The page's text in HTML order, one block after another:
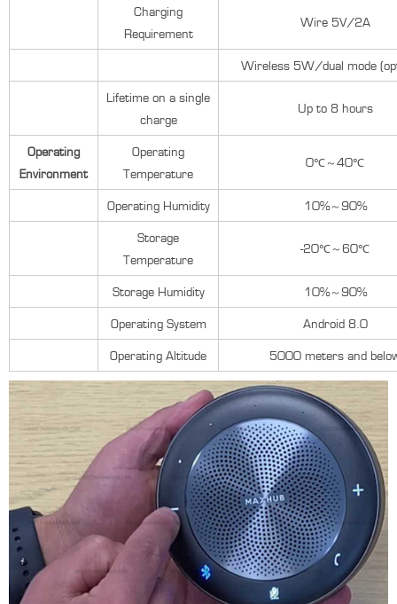
Charging
Requirement
Wire 5V/2A
Wireless 5W/dual mode
Lifetime on a single
charge
Up to 8 hours
Operating
Environment
Operating
Temperature
0℃～40℃
Operating Humidity
10%～90%
Storage
Temperature
-20℃～60℃
Storage Humidity
10%～90%
Operating System
Android 8.0
Operating Altitude
5000 meters and